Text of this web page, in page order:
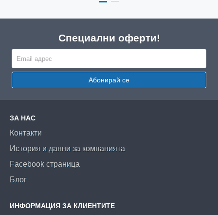
Специални оферти!
Абонирай се
ЗА НАС
Контакти
История и данни за компанията
Facebook страница
Блог
ИНФОРМАЦИЯ ЗА КЛИЕНТИТЕ